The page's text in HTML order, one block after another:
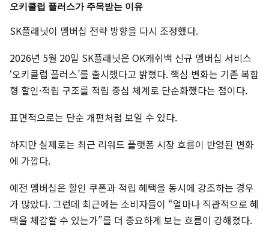
오키클럽 플러스가 주목받는 이유
SK플래닛이 멤버십 전략 방향을 다시 조정했다.
2026년 5월 20일 SK플래닛은 OK캐쉬백 신규 멤버십 서비스
‘오키클럽 플러스’를 출시했다고 밝혔다. 핵심 변화는 기존 복합
형 할인·적립 구조를 적립 중심 체계로 단순화했다는 점이다.
표면적으로는 단순 개편처럼 보일 수 있다.
하지만 실제로는 최근 리워드 플랫폼 시장 흐름이 반영된 변화
에 가깝다.
예전 멤버십은 할인 쿠폰과 적립 혜택을 동시에 강조하는 경우
가 많았다. 그런데 최근에는 소비자들이 “얼마나 직관적으로 혜
택을 체감할 수 있는가”를 더 중요하게 보는 흐름이 강해졌다.